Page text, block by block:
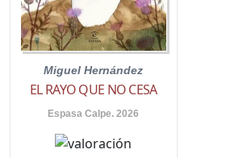
Miguel Hernández
EL RAYO QUE NO CESA
Espasa Calpe. 2026